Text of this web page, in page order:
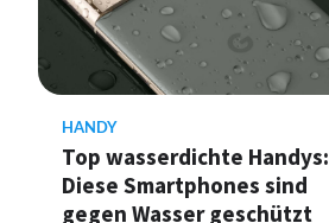
HANDY
Top wasserdichte Handys:
Diese Smartphones sind
gegen Wasser geschützt